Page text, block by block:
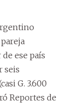
ese país
seis
G. 3.600
Reportes de